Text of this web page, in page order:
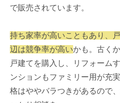
で販売されています。
持ち家率が高いこともあり、
辺は競争率が高いかも。古く
戸建てを購入し、リフォーム
ンションもファミリー用が充
格はややバラつきがあるので